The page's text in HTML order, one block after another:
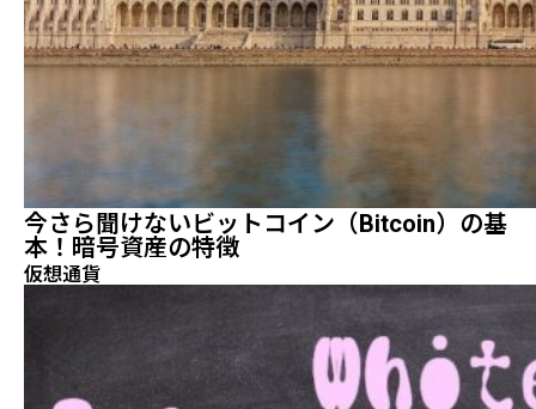
今さら聞けないビットコイン（Bitcoin）の基
本！暗号資産の特徴
仮想通貨